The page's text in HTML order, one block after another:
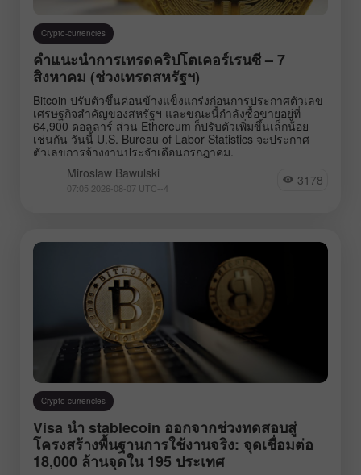
Crypto-currencies
คำแนะนำการเทรดคริปโตเคอร์เรนซี – 7
สิงหาคม (ช่วงเทรดสหรัฐฯ)
Bitcoin ปรับตัวขึ้นค่อนข้างแข็งแกร่งก่อนการประกาศตัวเลข
เศรษฐกิจสำคัญของสหรัฐฯ และขณะนี้กำลังซื้อขายอยู่ที่
64,900 ดอลลาร์ ส่วน Ethereum ก็ปรับตัวเพิ่มขึ้นเล็กน้อย
เช่นกัน วันนี้ U.S. Bureau of Labor Statistics จะประกาศ
ตัวเลขการจ้างงานประจำเดือนกรกฎาคม.
Miroslaw Bawulski
07:05 2026-08-07 UTC--4 3178
Crypto-currencies
Visa นำ stablecoin ออกจากช่วงทดสอบสู่
โครงสร้างพื้นฐานการใช้งานจริง: จุดเชื่อมต่อ
18,000 ล้านจุดใน 195 ประเทศ